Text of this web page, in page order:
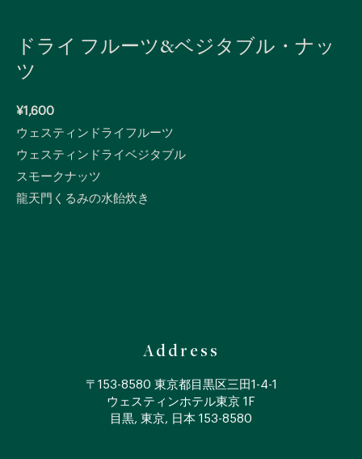
ドライ フルーツ&ベジタブル・ナッ
ツ
¥1,600
ウェスティンドライフルーツ
ウェスティンドライベジタブル
スモークナッツ
龍天門くるみの水飴炊き
Address
〒153-8580 東京都目黒区三田1-4-1
ウェスティンホテル東京 1F
目黒, 東京, 日本 153-8580